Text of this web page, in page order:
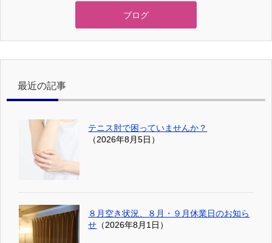
ブログ
最近の記事
テニス肘で困っていませんか？
（2026年8月5日）
８月空き状況、８月・９月休業日のお知ら
せ （2026年8月1日）